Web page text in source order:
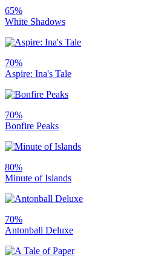
65%
White Shadows
70%
Aspire: Ina's Tale
70%
Bonfire Peaks
80%
Minute of Islands
70%
Antonball Deluxe